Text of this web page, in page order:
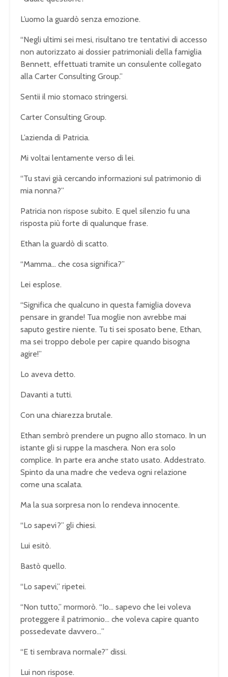
L’uomo la guardò senza emozione.
“Negli ultimi sei mesi, risultano tre tentativi di accesso
non autorizzato ai dossier patrimoniali della famiglia
Bennett, effettuati tramite un consulente collegato
alla Carter Consulting Group.”
Sentii il mio stomaco stringersi.
Carter Consulting Group.
L’azienda di Patricia.
Mi voltai lentamente verso di lei.
“Tu stavi già cercando informazioni sul patrimonio di
mia nonna?”
Patricia non rispose subito. E quel silenzio fu una
risposta più forte di qualunque frase.
Ethan la guardò di scatto.
“Mamma… che cosa significa?”
Lei esplose.
“Significa che qualcuno in questa famiglia doveva
pensare in grande! Tua moglie non avrebbe mai
saputo gestire niente. Tu ti sei sposato bene, Ethan,
ma sei troppo debole per capire quando bisogna
agire!”
Lo aveva detto.
Davanti a tutti.
Con una chiarezza brutale.
Ethan sembrò prendere un pugno allo stomaco. In un
istante gli si ruppe la maschera. Non era solo
complice. In parte era anche stato usato. Addestrato.
Spinto da una madre che vedeva ogni relazione
come una scalata.
Ma la sua sorpresa non lo rendeva innocente.
“Lo sapevi?” gli chiesi.
Lui esitò.
Bastò quello.
“Lo sapevi,” ripetei.
“Non tutto,” mormorò. “Io… sapevo che lei voleva
proteggere il patrimonio… che voleva capire quanto
possedevate davvero…”
“E ti sembrava normale?” dissi.
Lui non rispose.